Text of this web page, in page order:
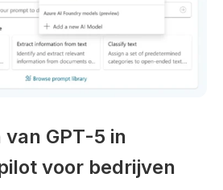
GPT-5 in
voor bedrijven